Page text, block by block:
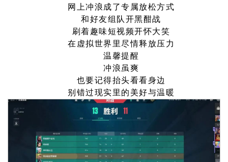
网上冲浪成了专属放松方式
和好友组队开黑酣战
刷着趣味短视频开怀大笑
在虚拟世界里尽情释放压力
温馨提醒
冲浪虽爽
也要记得抬头看看身边
别错过现实里的美好与温暖